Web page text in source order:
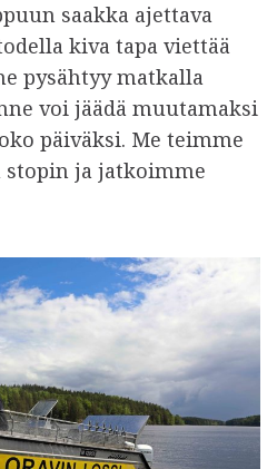
saakka ajettava
kiva tapa viettää
pysähtyy matkalla
voi jäädä muutamaksi
päiväksi. Me teimme
stopin ja jatkoimme